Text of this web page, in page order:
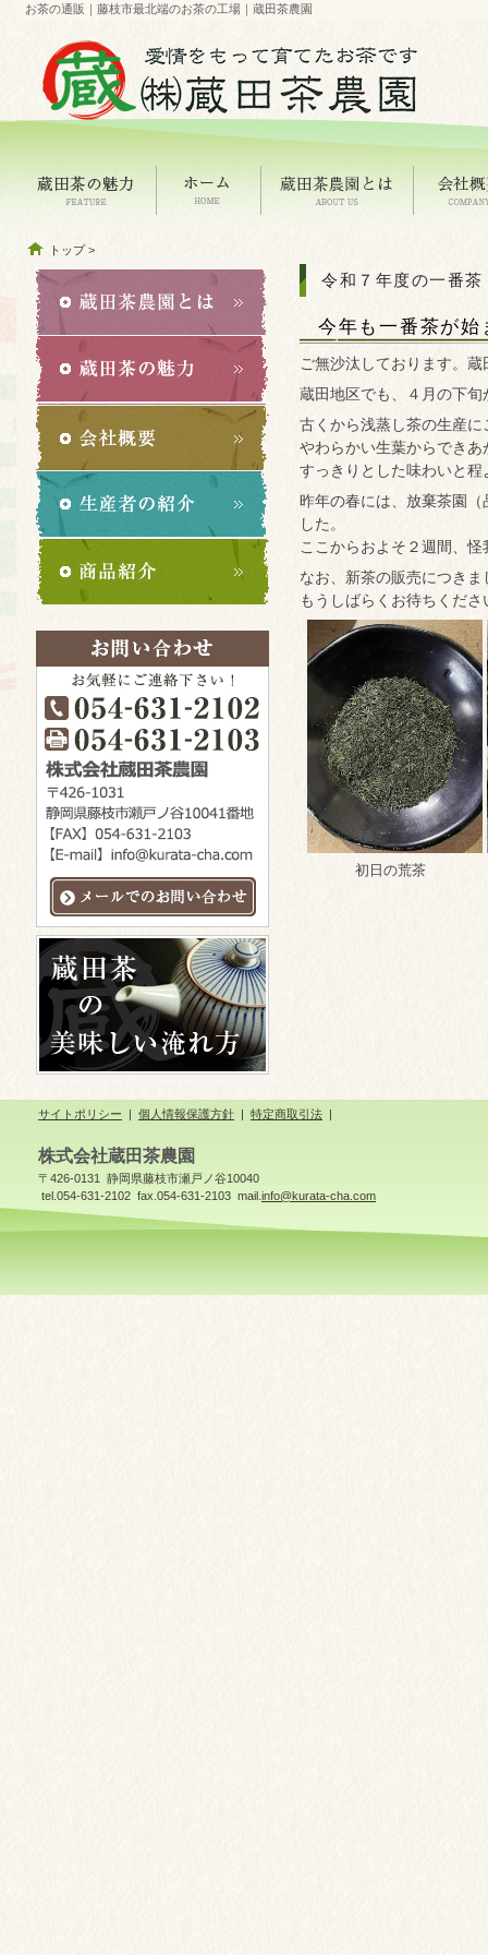
お茶の通販｜藤枝市最北端のお茶の工場｜蔵田茶農園
トップ>
令和７年度の一番茶
今年も一番茶が始
ご無沙汰しております。
蔵田地区でも、４月の下
古くから浅蒸し茶の生産
やわらかい生葉からでき
すっきりとした味わいと
昨年の春には、放棄茶園
した。
ここからおよそ２週間、
なお、新茶の販売につき
もうしばらくお待ちくださ
初日の荒茶
サイトポリシー | 個人情報保護方針 | 特定商取引法 |
株式会社蔵田茶農園
〒426-0131 静岡県藤枝市瀬戸ノ谷10040
tel.054-631-2102 fax.054-631-2103 mail. info@kurata-cha.com